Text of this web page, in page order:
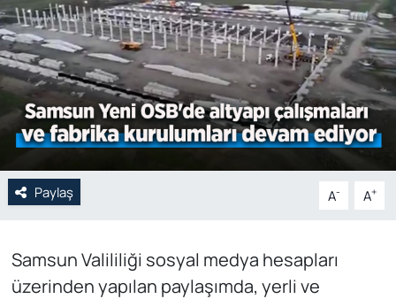
Paylaş A- A+
Samsun Valililiği sosyal medya hesapları
üzerinden yapılan paylaşımda, yerli ve
POLİTİKA
Siyaset
Spor
Web Tv
Yerel